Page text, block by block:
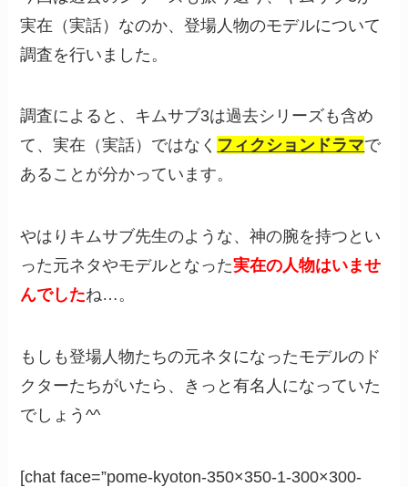
実在（実話）なのか、登場人物のモデルについて
調査を行いました。
調査によると、キムサブ3は過去シリーズも含め
て、実在（実話）ではなく フィクションドラマで
あることが分かっています。
やはりキムサブ先生のような、神の腕を持つとい
った元ネタやモデルとなった実在の人物はいませ
んでしたね…。
もしも登場人物たちの元ネタになったモデルのド
クターたちがいたら、きっと有名人になっていた
でしょう^^
[chat face=”pome-kyoton-350×350-1-300×300-